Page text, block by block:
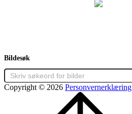
Bildesøk
Copyright © 2026 Personvernerklæring